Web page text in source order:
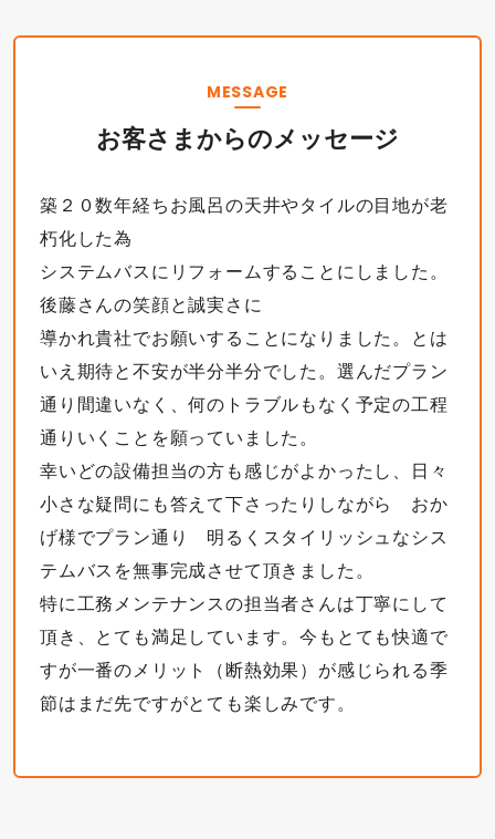
MESSAGE
お客さまからのメッセージ
築２０数年経ちお風呂の天井やタイルの目地が老
朽化した為
システムバスにリフォームすることにしました。
後藤さんの笑顔と誠実さに
導かれ貴社でお願いすることになりました。とは
いえ期待と不安が半分半分でした。選んだプラン
通り間違いなく、何のトラブルもなく予定の工程
通りいくことを願っていました。
幸いどの設備担当の方も感じがよかったし、日々
小さな疑問にも答えて下さったりしながら おか
げ様でプラン通り 明るくスタイリッシュなシス
テムバスを無事完成させて頂きました。
特に工務メンテナンスの担当者さんは丁寧にして
頂き、とても満足しています。今もとても快適で
すが一番のメリット（断熱効果）が感じられる季
節はまだ先ですがとても楽しみです。